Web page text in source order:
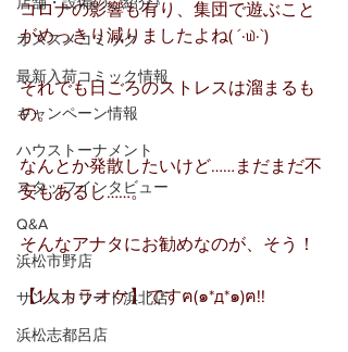
オススメコミック
最新入荷コミック情報
キャンペーン情報
ハウストーナメント
スタッフインタビュー
Q&A
浜松市野店
サンストリート浜北店
浜松志都呂店
コロナの影響も有り、集団で遊ぶこと
がめっきり減りましたよね( ´·௰·`)
それでも日ごろのストレスは溜まるも
の。
なんとか発散したいけど……まだまだ不
安もあるし……。
そんなアナタにお勧めなのが、そう！
【1人カラオケ】ですฅ(๑*д*๑)ฅ!!